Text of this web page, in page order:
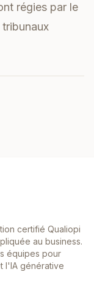
régies par le
certifié Qualiopi
au business.
équipes pour
l'IA générative